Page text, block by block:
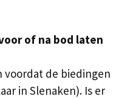
of na bod laten
voordat de biedingen
in Slenaken). Is er